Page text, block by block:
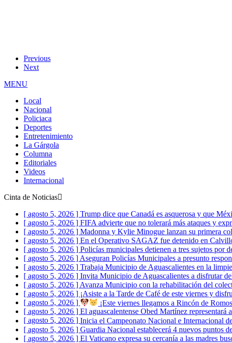
Previous
Next
MENU
Local
Nacional
Policiaca
Deportes
Entretenimiento
La Gárgola
Columna
Editoriales
Videos
Internacional
Cinta de Noticias
[ agosto 5, 2026 ] Trump dice que Canadá es asquerosa y que
[ agosto 5, 2026 ] FIFA advierte que no tolerará más ataques y
[ agosto 5, 2026 ] Madonna y Kylie Minogue lanzan su primera
[ agosto 5, 2026 ] En el Operativo SAGAZ fue detenido en
[ agosto 5, 2026 ] Policías municipales detienen a tres sujetos por
[ agosto 5, 2026 ] Aseguran Policías Municipales a presunto
[ agosto 5, 2026 ] Trabaja Municipio de Aguascalientes en la
[ agosto 5, 2026 ] Invita Municipio de Aguascalientes a disfrutar
[ agosto 5, 2026 ] Avanza Municipio con la rehabilitación del
[ agosto 5, 2026 ] ¡Asiste a la Tarde de Café de este viernes y
[ agosto 5, 2026 ]
¡Este viernes llegamos a Rincón de
[ agosto 5, 2026 ] El aguascalentense Obed Martínez
[ agosto 5, 2026 ] Inicia el Campeonato Nacional e Internacional
[ agosto 5, 2026 ] Guardia Nacional establecerá 4 nuevos puntos
[ agosto 5, 2026 ] El Vaticano expresa su cercanía a las madres